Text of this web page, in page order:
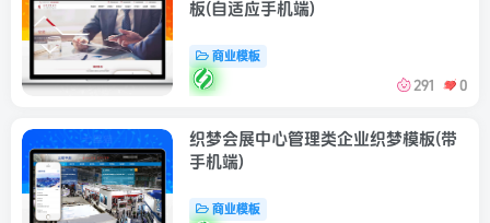
板(自适应手机端)
商业模板
291 0
织梦会展中心管理类企业织梦模板(带
手机端)
商业模板